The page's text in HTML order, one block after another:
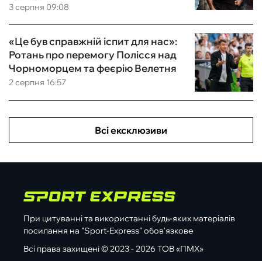
3 серпня 09:08
2 серпня 16:57
«Це був справжній іспит для нас»:
Ротань про перемогу Полісся над
Чорноморцем та феєрію Велетня
Всі ексклюзиви
При цитуванні та використанні будь-яких матеріалів
посилання на "Sport-Express" обов'язкове
Всі права захищені © 2023 - 2026 ТОВ «ПМХ»